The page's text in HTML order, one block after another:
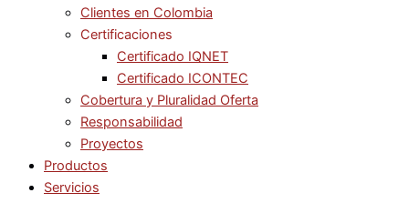
Clientes en Colombia
Certificaciones
Certificado IQNET
Certificado ICONTEC
Cobertura y Pluralidad Oferta
Responsabilidad
Proyectos
Productos
Servicios